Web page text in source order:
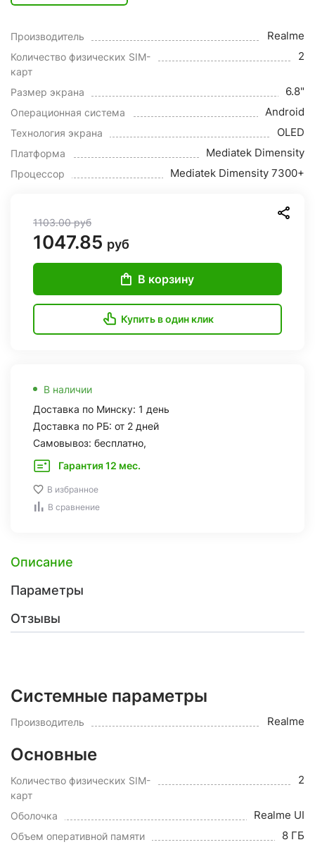
Производитель Realme
Количество физических SIM-
карт
2
Размер экрана 6.8"
Операционная система Android
Технология экрана OLED
Платформа Mediatek Dimensity
Процессор Mediatek Dimensity 7300+
1103.00руб
1047.85 руб
В корзину
Купить в один клик
В наличии
Доставка по Минску: 1 день
Доставка по РБ: от 2 дней
Самовывоз: бесплатно,
Гарантия 12 мес.
В избранное
В сравнение
Описание
Параметры
Отзывы
Системные параметры
Производитель Realme
Основные
Количество физических SIM-
карт
2
Оболочка Realme UI
Объем оперативной памяти 8 ГБ